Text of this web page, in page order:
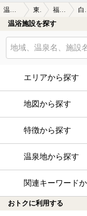
温泉TOP 東北 福島県
温浴施設を探す
エリアから探す
地図から探す
特徴から探す
温泉地から探す
関連キーワード
おトクに利用する